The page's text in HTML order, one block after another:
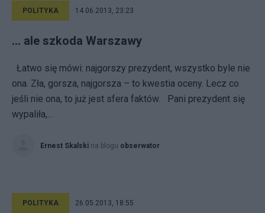
POLITYKA 14.06.2013, 23:23
… ale szkoda Warszawy
Łatwo się mówi: najgorszy prezydent, wszystko byle nie
ona. Zła, gorsza, najgorsza – to kwestia oceny. Lecz co
jeśli nie ona, to już jest sfera faktów. Pani prezydent się
wypaliła,...
Ernest Skalski na blogu obserwator
POLITYKA 26.05.2013, 18:55